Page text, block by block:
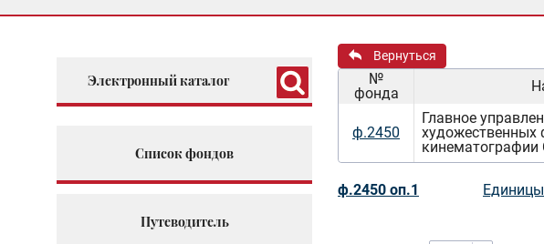
Электронный каталог
Список фондов
Путеводитель
Вернуться
№
фонда
ф.2450
Главное
художественных
ф.2450 оп.1